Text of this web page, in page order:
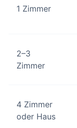
1 Zimmer
2–3
Zimmer
4 Zimmer
oder Haus